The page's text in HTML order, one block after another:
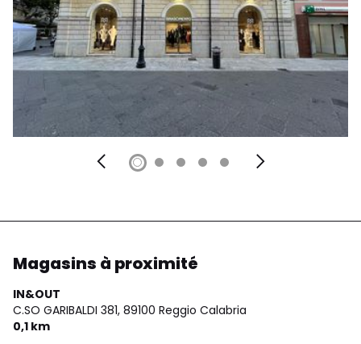
Magasins à proximité
IN&OUT
C.SO GARIBALDI 381, 89100 Reggio Calabria
0,1 km